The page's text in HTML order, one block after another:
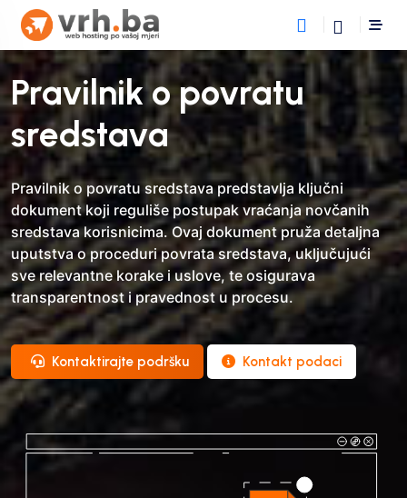
Pravilnik o povratu
sredstava
Pravilnik o povratu sredstava predstavlja ključni
dokument koji reguliše postupak vraćanja novčanih
sredstava korisnicima. Ovaj dokument pruža detaljna
uputstva o proceduri povrata sredstava, uključujući
sve relevantne korake i uslove, te osigurava
transparentnost i pravednost u procesu.
Kontaktirajte podršku Kontakt podaci